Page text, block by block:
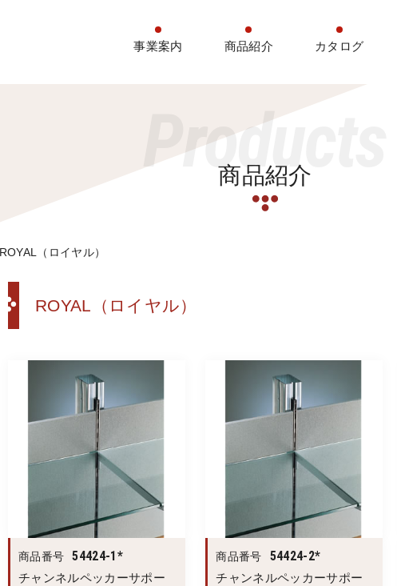
事業案内 商品紹介 カタログ
Products
商品紹介
ROYAL（ロイヤル）
ROYAL（ロイヤル）
商品番号 54424-1*
チャンネルペッカーサポー
商品番号 54424-2*
チャンネルペッカーサポー